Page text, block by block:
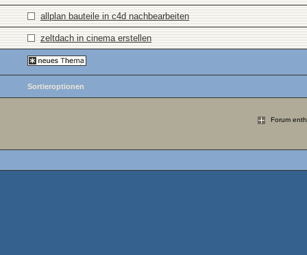
allplan bauteile in c4d nachbearbeiten
zeltdach in cinema erstellen
Sortieroptionen
Forum